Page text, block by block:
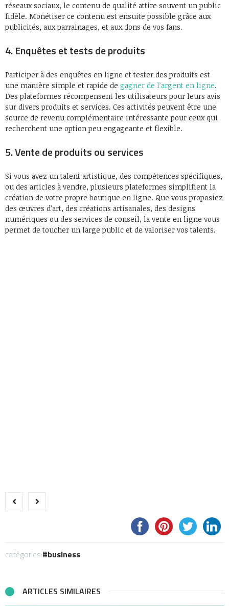
réseaux sociaux, le contenu de qualité attire souvent un public
fidèle. Monétiser ce contenu est ensuite possible grâce aux
publicités, aux parrainages, et aux dons de vos fans.
4. Enquêtes et tests de produits
Participer à des enquêtes en ligne et tester des produits est
une manière simple et rapide de gagner de l’argent en ligne.
Des plateformes récompensent les utilisateurs pour leurs avis
sur divers produits et services. Ces activités peuvent être une
source de revenu complémentaire intéressante pour ceux qui
recherchent une option peu engageante et flexible.
5. Vente de produits ou services
Si vous avez un talent artistique, des compétences spécifiques,
ou des articles à vendre, plusieurs plateformes simplifient la
création de votre propre boutique en ligne. Que vous proposiez
des œuvres d’art, des créations artisanales, des designs
numériques ou des services de conseil, la vente en ligne vous
permet de toucher un large public et de valoriser vos talents.
catégories: business
ARTICLES SIMILAIRES